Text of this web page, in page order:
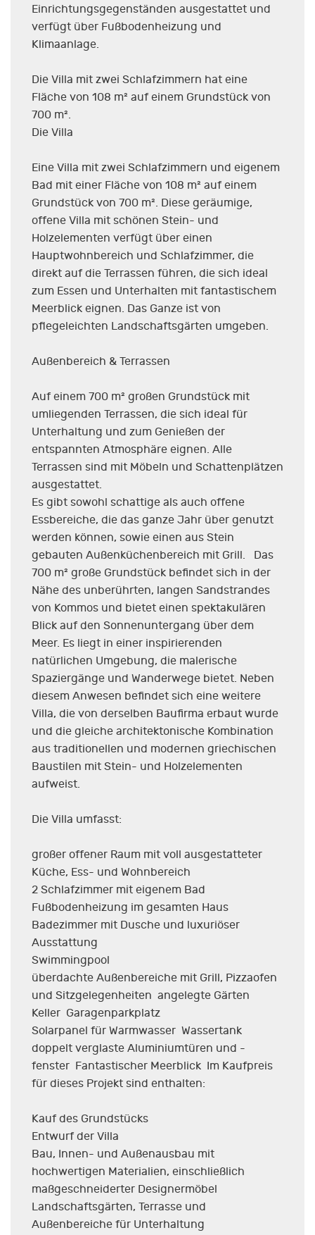
Einrichtungsgegenständen ausgestattet und
verfügt über Fußbodenheizung und
Klimaanlage.
Die Villa mit zwei Schlafzimmern hat eine
Fläche von 108 m² auf einem Grundstück von
700 m².
Die Villa
Eine Villa mit zwei Schlafzimmern und eigenem
Bad mit einer Fläche von 108 m² auf einem
Grundstück von 700 m². Diese geräumige,
offene Villa mit schönen Stein- und
Holzelementen verfügt über einen
Hauptwohnbereich und Schlafzimmer, die
direkt auf die Terrassen führen, die sich ideal
zum Essen und Unterhalten mit fantastischem
Meerblick eignen. Das Ganze ist von
pflegeleichten Landschaftsgärten umgeben.
Außenbereich & Terrassen
Auf einem 700 m² großen Grundstück mit
umliegenden Terrassen, die sich ideal für
Unterhaltung und zum Genießen der
entspannten Atmosphäre eignen. Alle
Terrassen sind mit Möbeln und Schattenplätzen
ausgestattet.
Es gibt sowohl schattige als auch offene
Essbereiche, die das ganze Jahr über genutzt
werden können, sowie einen aus Stein
gebauten Außenküchenbereich mit Grill. Das
700 m² große Grundstück befindet sich in der
Nähe des unberührten, langen Sandstrandes
von Kommos und bietet einen spektakulären
Blick auf den Sonnenuntergang über dem
Meer. Es liegt in einer inspirierenden
natürlichen Umgebung, die malerische
Spaziergänge und Wanderwege bietet. Neben
diesem Anwesen befindet sich eine weitere
Villa, die von derselben Baufirma erbaut wurde
und die gleiche architektonische Kombination
aus traditionellen und modernen griechischen
Baustilen mit Stein- und Holzelementen
aufweist.
Die Villa umfasst:
großer offener Raum mit voll ausgestatteter
Küche, Ess- und Wohnbereich
2 Schlafzimmer mit eigenem Bad
Fußbodenheizung im gesamten Haus
Badezimmer mit Dusche und luxuriöser
Ausstattung
Swimmingpool
überdachte Außenbereiche mit Grill, Pizzaofen
und Sitzgelegenheiten angelegte Gärten
Keller Garagenparkplatz
Solarpanel für Warmwasser Wassertank
doppelt verglaste Aluminiumtüren und -
fenster Fantastischer Meerblick Im Kaufpreis
für dieses Projekt sind enthalten:
Kauf des Grundstücks
Entwurf der Villa
Bau, Innen- und Außenausbau mit
hochwertigen Materialien, einschließlich
maßgeschneiderter Designermöbel
Landschaftsgärten, Terrasse und
Außenbereiche für Unterhaltung